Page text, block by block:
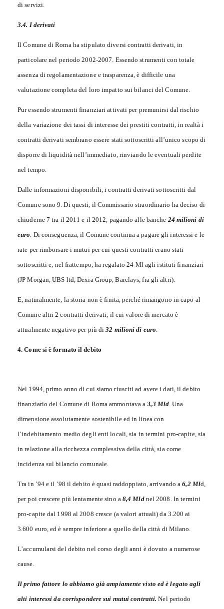
di servizi.
3.4. I derivati
Il Comune di Roma ha stipulato diversi contratti derivati, in
particolare nel periodo 2002-2007. Essendo strumenti con totale
assenza di regolamentazione e trasparenza, è difficile una
valutazione completa del loro impatto sui bilanci del Comune.
Pur essendo strumenti finanziari attivati per premunirsi dal rischio
della variazione dei tassi di interesse dei prestiti contratti, in realtà i
contratti derivati sembrano essere stati sottoscritti all’unico scopo di
disporre di liquidità nell’immediato, rinviando le eventuali perdite
nel tempo.
Dalle informazioni disponibili, i contratti derivati sottoscritti dal
Comune sono 9. Di questi, il Commissario straordinario ha deciso di
chiuderne 7 tra il 2011 e il 2012, pagando alle banche 24 milioni di
euro. Di conseguenza, il Comune continua a pagare gli interessi e le
rate per rimborsare i mutui per cui questi contratti erano stati
sottoscritti e, nel frattempo, ha regalato 24 Ml agli istituti finanziari
(JP Morgan, UBS ltd, Dexia Group, Barclays, fra gli altri).
E, naturalmente, la storia non è finita, perché rimangono in capo al
Comune altri 2 contratti derivati, il cui valore di mercato è
attualmente negativo per più di32 milioni di euro.
4. Come si è formato il debito
Nel 1994, primo anno di cui siamo riusciti ad avere i dati, il debito
finanziario del Comune di Roma ammontava a3,3 Mld. Una
dimensione assolutamente sostenibile ed in linea con
l’indebitamento medio degli enti locali, sia in termini pro-capite, sia
in relazione alla ricchezza complessiva della città, sia come
incidenza sul bilancio comunale.
Tra in ’94 e il ’98 il debito è quasi raddoppiato, arrivando a6,2 Mld,
per poi crescere più lentamente sino a 8,4 Mldnel 2008. In termini
pro-capite dal 1998 al 2008 cresce (a valori attuali) da 3.200 ai
3.600 euro, ed è sempre inferiore a quello della città di Milano.
L’accumularsi del debito nel corso degli anni è dovuto a numerose
cause.
Il primo fattore lo abbiamo già ampiamente visto ed è legato agli
alti interessi da corrispondere sui mutui contratti.Nel periodo